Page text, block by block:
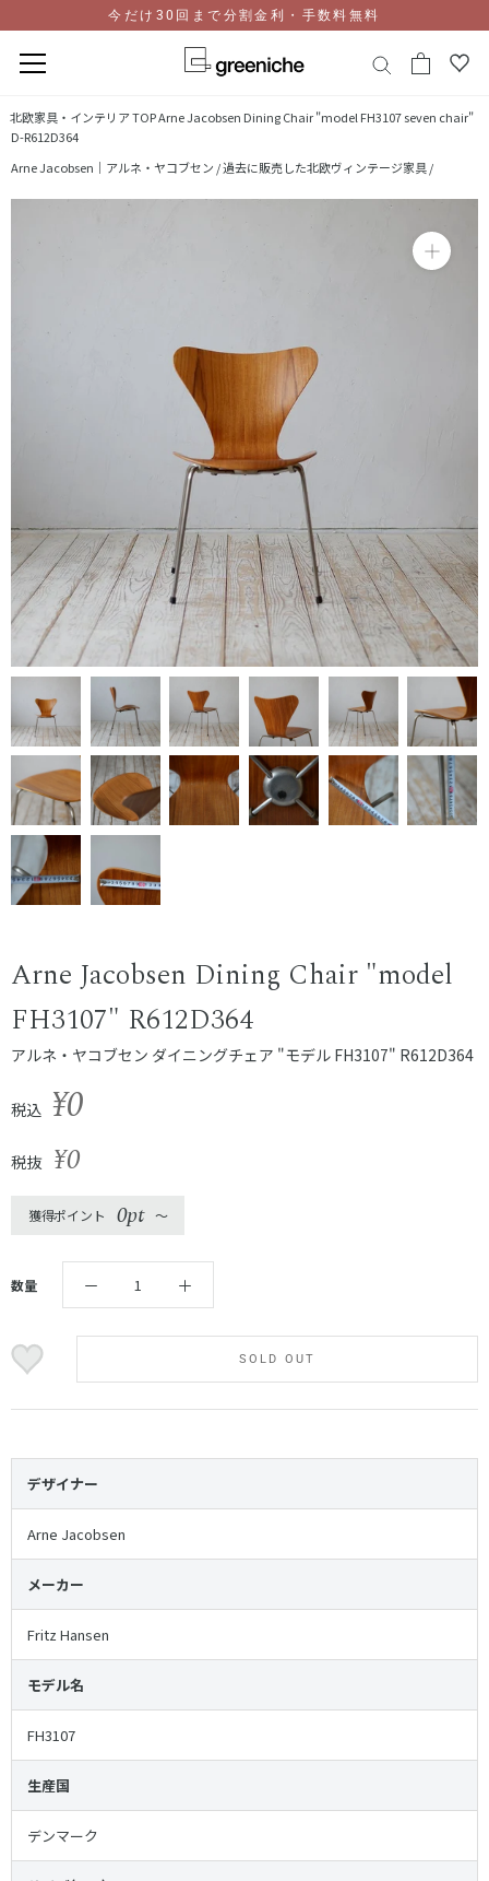
ン
ン
ツ
今だけ30回まで分割金利・手数料無料
北欧家具・インテリア TOPArne Jacobsen Dining Chair "model FH3107 seven chair"
D-R612D364
Arne Jacobsen｜アルネ・ヤコブセン /過去に販売した北欧ヴィンテージ家具 /
Arne Jacobsen Dining Chair "model
FH3107" R612D364
アルネ・ヤコブセン ダイニングチェア "モデル FH3107" R612D364
税込 ¥0
税抜 ¥0
獲得ポイント 0pt 〜
数量
SOLD OUT
デザイナー
Arne Jacobsen
メーカー
Fritz Hansen
モデル名
FH3107
生産国
デンマーク